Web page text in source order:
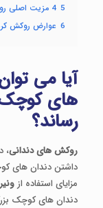
5 4 مزیت اصلی روکش های دندانی در دندان های کوچک
6 عوارض روکش
آیا می
های کوچک
رساند؟
روکش های دندانی،
داشتن دندان های
مزایای استفاده از
دندان های کوچک